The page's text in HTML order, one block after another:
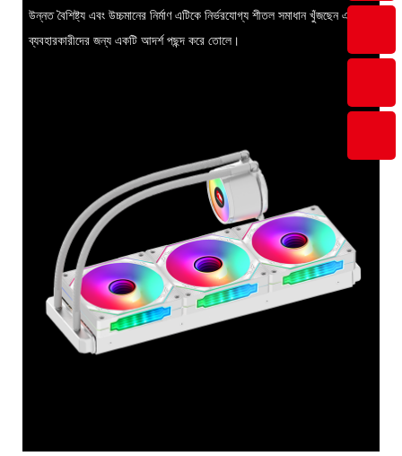
উন্নত বৈশিষ্ট্য এবং উচ্চমানের নির্মাণ এটিকে নির্ভরযোগ্য শীতল সমাধান খুঁজছেন এমন
ব্যবহারকারীদের জন্য একটি আদর্শ পছন্দ করে তোলে।